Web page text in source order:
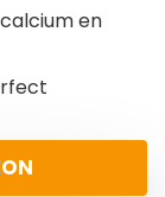
en